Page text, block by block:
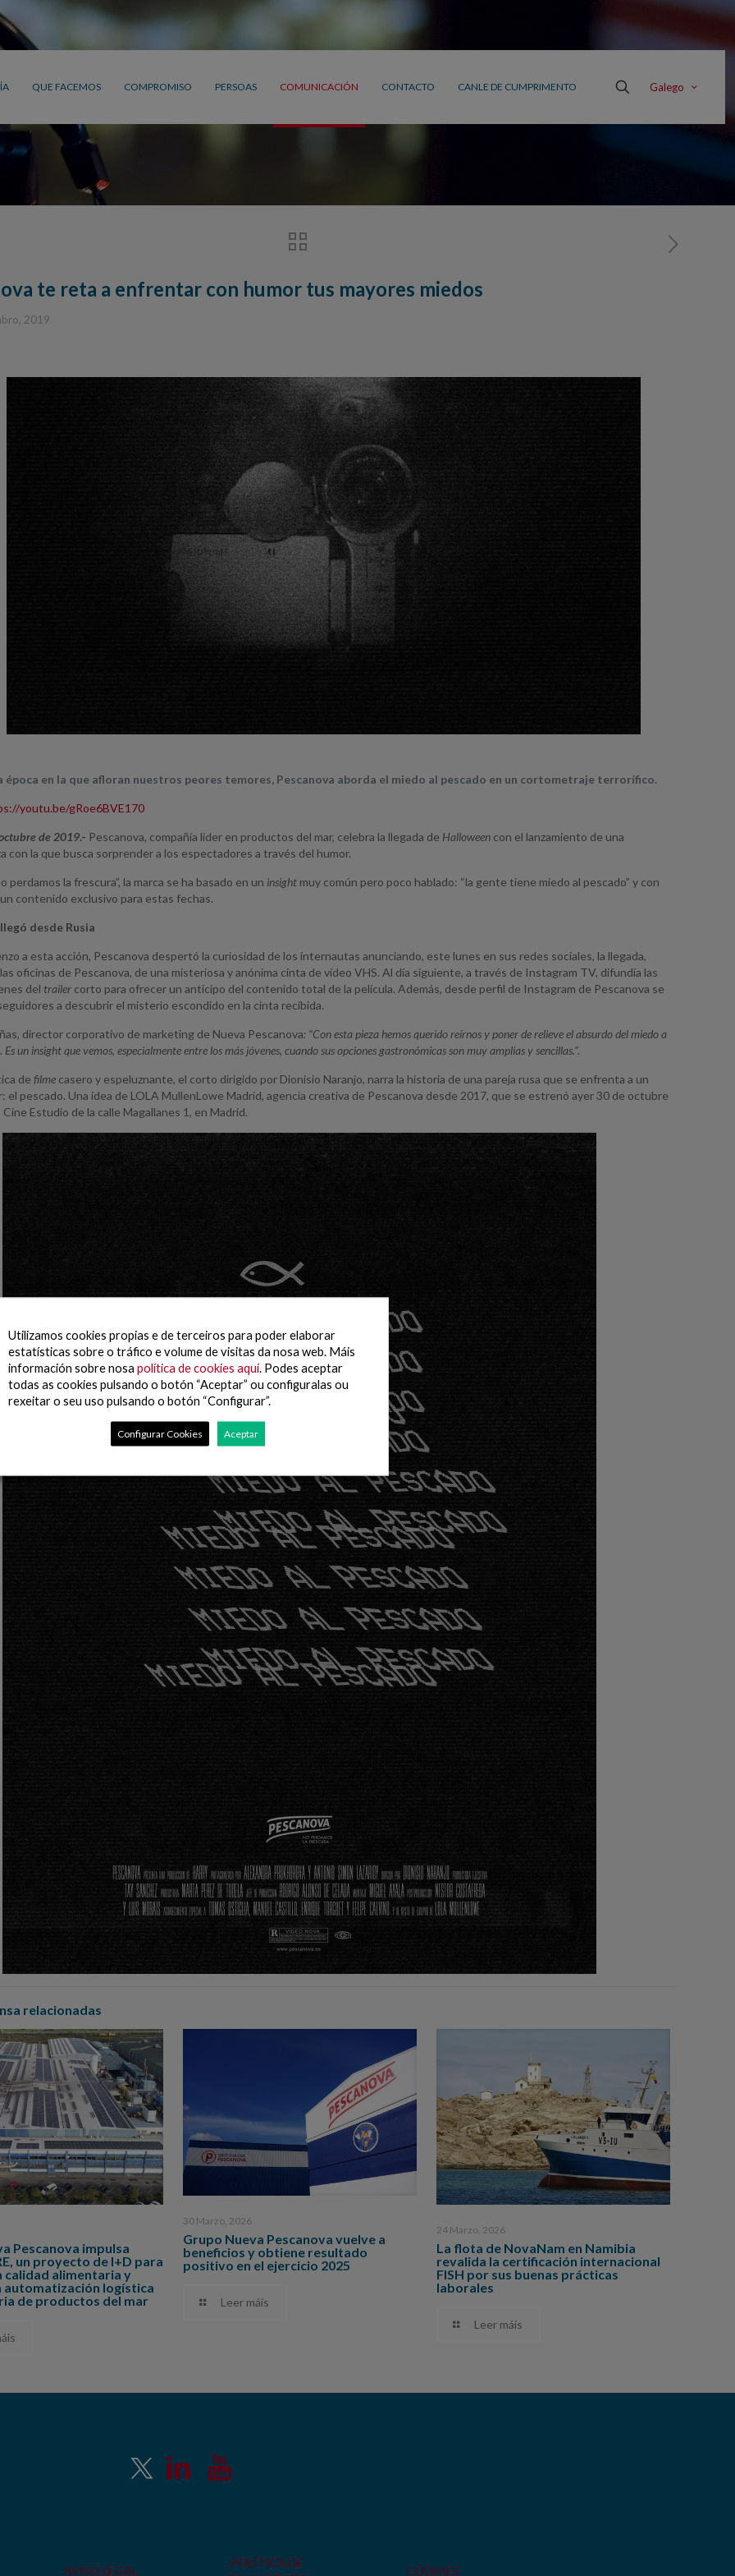
QUE FACEMOS COMPROMISO PERSOAS COMUNICACIÓN CONTACTO CANLE DE CUMPRIMENTO Galego
te reta a enfrentar con humor tus mayores miedos
2019
época en la que afloran nuestros peores temores, Pescanova aborda el miedo al pescado en un cortometraje terrorífico.
youtu.be/gRoe6BVE170
de 2019.- Pescanova, compañía líder en productos del mar, celebra la llegada de Halloween con el lanzamiento de una
con la que busca sorprender a los espectadores a través del humor.
perdamos la frescura”, la marca se ha basado en un insight muy común pero poco hablado: “la gente tiene miedo al pescado” y con
contenido exclusivo para estas fechas.
desde Rusia
a esta acción, Pescanova despertó la curiosidad de los internautas anunciando, este lunes en sus redes sociales, la llegada,
oficinas de Pescanova, de una misteriosa y anónima cinta de video VHS. Al día siguiente, a través de Instagram TV, difundía las
del trailer corto para ofrecer un anticipo del contenido total de la película. Además, desde perfil de Instagram de Pescanova se
a descubrir el misterio escondido en la cinta recibida.
director corporativo de marketing de Nueva Pescanova: “Con esta pieza hemos querido reírnos y poner de relieve el absurdo del miedo a
Es un insight que vemos, especialmente entre los más jóvenes, cuando sus opciones gastronómicas son muy amplias y sencillas.”.
defilme casero y espeluznante, el corto dirigido por Dionisio Naranjo, narra la historia de una pareja rusa que se enfrenta a un
el pescado. Una idea de LOLA MullenLowe Madrid, agencia creativa de Pescanova desde 2017, que se estrenó ayer 30 de octubre
Estudio de la calle Magallanes 1, en Madrid.
relacionadas
Pescanova impulsa
un proyecto de I+D para
calidad alimentaria y
automatización logística
de productos del mar
30 Marzo, 2026
Grupo Nueva Pescanova vuelve a
beneficios y obtiene resultado
positivo en el ejercicio 2025
Leer máis
24 Marzo, 2026
La flota de NovaNam en Namibia
revalida la certificación internacional
FISH por sus buenas prácticas
laborales
Leer máis
AVISO LEGAL
POLÍTICA DE
COOKIES
Utilizamos cookies propias e de terceiros para poder elaborar
estatísticas sobre o tráfico e volume de visitas da nosa web. Máis
información sobre nosa política de cookies aquí. Podes aceptar
todas as cookies pulsando o botón “Aceptar” ou configuralas ou
rexeitar o seu uso pulsando o botón “Configurar”.
Configurar Cookies Aceptar